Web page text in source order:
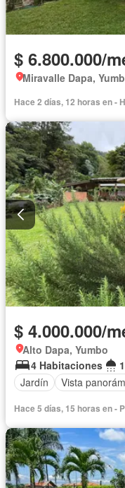
$ 6.800.000/
Miravalle Dapa,
Hace 2 días, 12 horas en -
$ 4.000.000/
Alto Dapa, Yumbo
4 Habitaciones
Jardín
Vista
Hace 5 días, 15 horas en -